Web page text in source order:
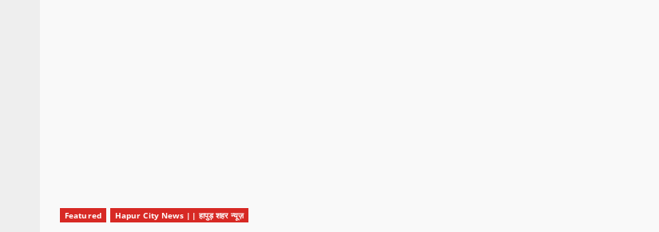
Featured Hapur City News || हापुड़ शहर न्यूज़